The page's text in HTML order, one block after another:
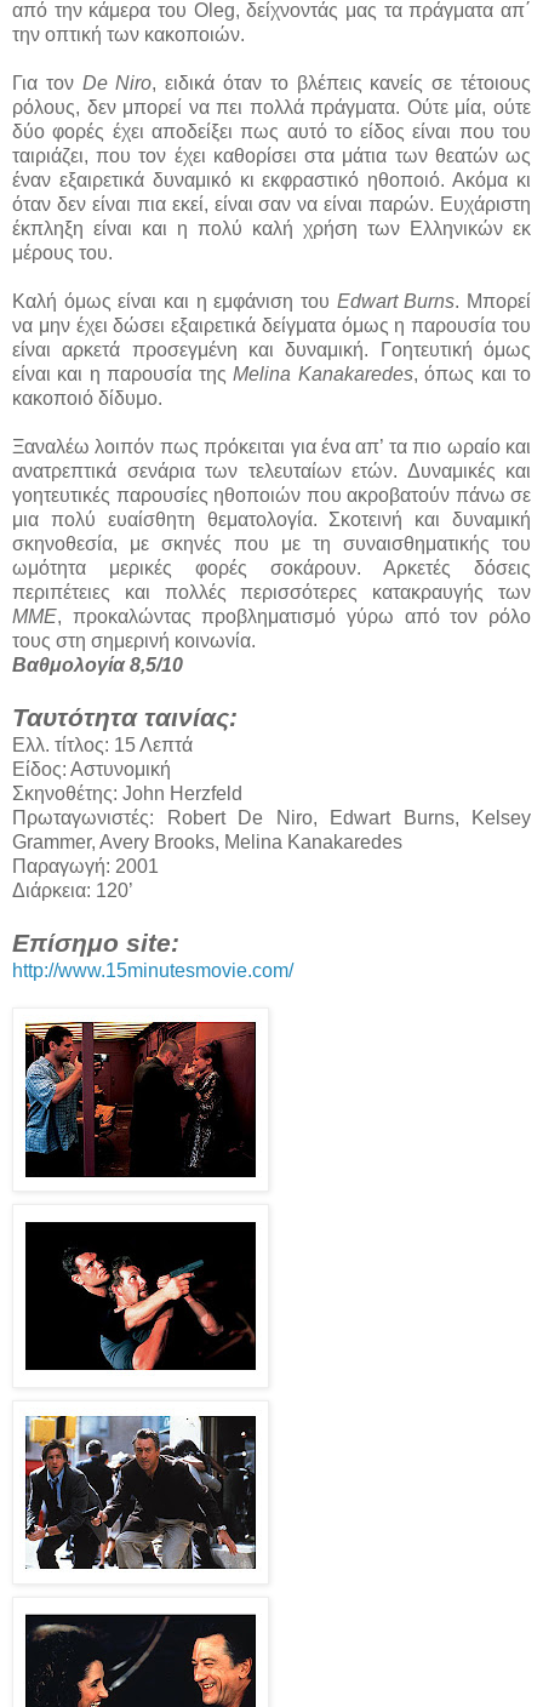
από την κάμερα του Oleg, δείχνοντάς μας τα πράγματα απ΄
την οπτική των κακοποιών.
Για τον De Niro, ειδικά όταν το βλέπεις κανείς σε τέτοιους
ρόλους, δεν μπορεί να πει πολλά πράγματα. Ούτε μία, ούτε
δύο φορές έχει αποδείξει πως αυτό το είδος είναι που του
ταιριάζει, που τον έχει καθορίσει στα μάτια των θεατών ως
έναν εξαιρετικά δυναμικό κι εκφραστικό ηθοποιό. Ακόμα κι
όταν δεν είναι πια εκεί, είναι σαν να είναι παρών. Ευχάριστη
έκπληξη είναι και η πολύ καλή χρήση των Ελληνικών εκ
μέρους του.
Καλή όμως είναι και η εμφάνιση του Edwart Burns. Μπορεί
να μην έχει δώσει εξαιρετικά δείγματα όμως η παρουσία του
είναι αρκετά προσεγμένη και δυναμική. Γοητευτική όμως
είναι και η παρουσία τηςMelina Kanakaredes, όπως και το
κακοποιό δίδυμο.
Ξαναλέω λοιπόν πως πρόκειται για ένα απ’ τα πιο ωραίο και
ανατρεπτικά σενάρια των τελευταίων ετών. Δυναμικές και
γοητευτικές παρουσίες ηθοποιών που ακροβατούν πάνω σε
μια πολύ ευαίσθητη θεματολογία. Σκοτεινή και δυναμική
σκηνοθεσία, με σκηνές που με τη συναισθηματικής του
ωμότητα μερικές φορές σοκάρουν. Αρκετές δόσεις
περιπέτειες και πολλές περισσότερες κατακραυγής των
ΜΜΕ, προκαλώντας προβληματισμό γύρω από τον ρόλο
τους στη σημερινή κοινωνία.
Βαθμολογία 8,5/10
Ταυτότητα ταινίας:
Ελλ. τίτλος: 15 Λεπτά
Είδος: Αστυνομική
Σκηνοθέτης: John Herzfeld
Πρωταγωνιστές: Robert De Niro, Edwart Burns, Kelsey
Grammer, Avery Brooks, Melina Kanakaredes
Παραγωγή: 2001
Διάρκεια: 120’
Επίσημο site:
http://www.15minutesmovie.com/